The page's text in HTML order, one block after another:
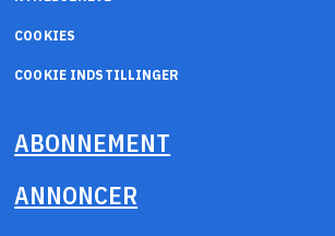
COOKIES
COOKIE INDSTILLINGER
ABONNEMENT
ANNONCER